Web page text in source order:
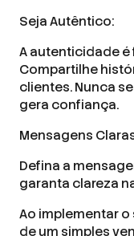
Seja Autêntico:
A autenticidade
Compartilhe
clientes. Nunca
gera confiança.
Mensagens
Defina a
garanta clareza
Ao implementar
de um simples